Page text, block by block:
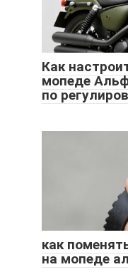
Как
мопеде
по
как
на мопеде